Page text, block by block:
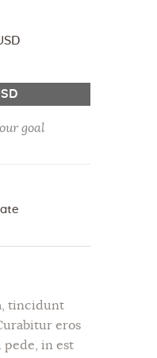
goal
tincidunt
eros
pede, in est